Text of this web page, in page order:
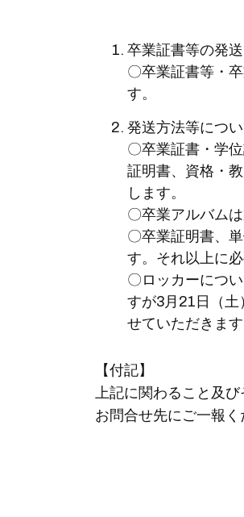
卒業証書等の発
〇卒業証書等・
す。
発送方法等につ
〇卒業証書・学
証明書、資格・
します。
〇卒業アルバム
〇卒業証明書、
す。それ以上に
〇ロッカーにつ
すが3月21日（土
せていただきます
【付記】
上記に関わること及
お問合せ先にご一報く